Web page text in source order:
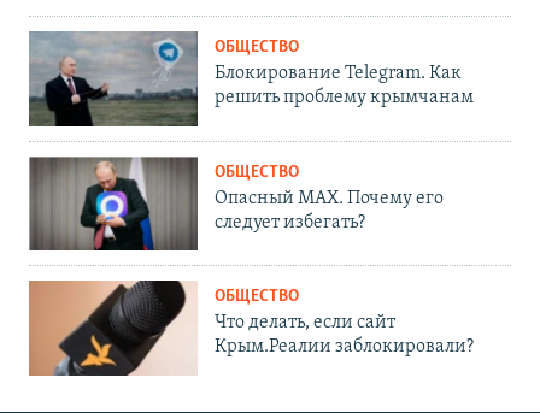
ОБЩЕСТВО
Блокирование Telegram. Как
решить проблему крымчанам
ОБЩЕСТВО
Опасный MAX. Почему его
следует избегать?
ОБЩЕСТВО
Что делать, если сайт
Крым.Реалии заблокировали?